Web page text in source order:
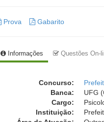
Prova Gabarito
Informações Questões On-
Concurso:
Banca:
UFG
Cargo:
Instituição: